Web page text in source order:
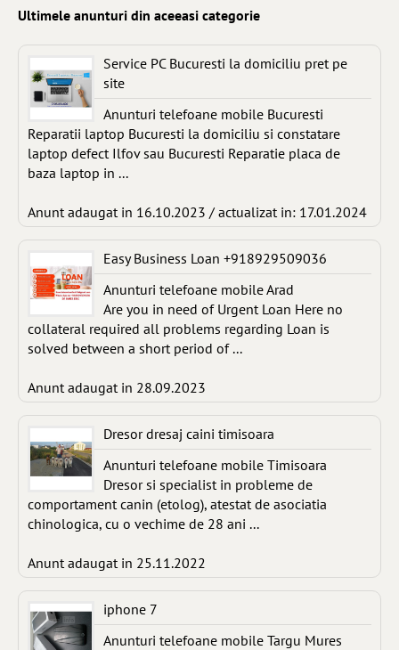
Ultimele anunturi din aceeasi categorie
Service PC Bucuresti la domiciliu pret pe
site
Anunturi telefoane mobile Bucuresti
Reparatii laptop Bucuresti la domiciliu si constatare
laptop defect Ilfov sau Bucuresti Reparatie placa de
baza laptop in ...
Anunt adaugat in 16.10.2023 / actualizat in: 17.01.2024
Easy Business Loan +918929509036
Anunturi telefoane mobile Arad
Are you in need of Urgent Loan Here no
collateral required all problems regarding Loan is
solved between a short period of ...
Anunt adaugat in 28.09.2023
Dresor dresaj caini timisoara
Anunturi telefoane mobile Timisoara
Dresor si specialist in probleme de
comportament canin (etolog), atestat de asociatia
chinologica, cu o vechime de 28 ani ...
Anunt adaugat in 25.11.2022
iphone 7
Anunturi telefoane mobile Targu Mures